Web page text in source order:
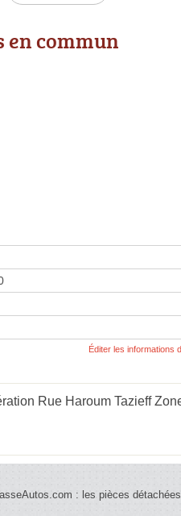
commun
Éditer les informations
Rue Haroum Tazieff
: les pièces